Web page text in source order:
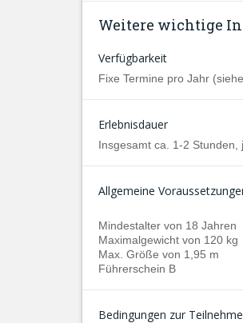
Weitere wichtige
Verfügbarkeit
Fixe Termine pro Jahr
Erlebnisdauer
Insgesamt ca. 1-2
Allgemeine
Mindestalter von 18 Jahren
Maximalgewicht von 120 kg
Max. Größe von 1,95 m
Führerschein B
Bedingungen zur